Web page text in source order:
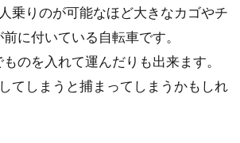
乗りのが可能なほど大きなカゴやチ
に付いている自転車です。
のを入れて運んだりも出来ます。
てしまうと捕まってしまうかもしれ